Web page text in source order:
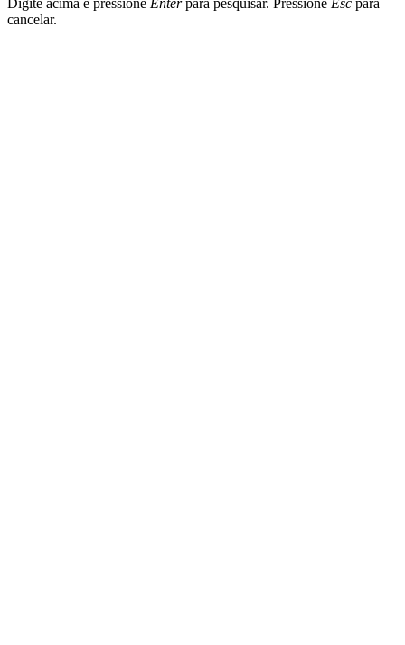
Digite acima e pressione Enterpara pesquisar. Pressione Esc para
cancelar.